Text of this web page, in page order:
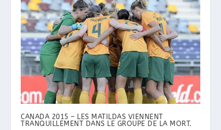
CANADA 2015 – LES MATILDAS VIENNENT
TRANQUILLEMENT DANS LE GROUPE DE LA MORT.